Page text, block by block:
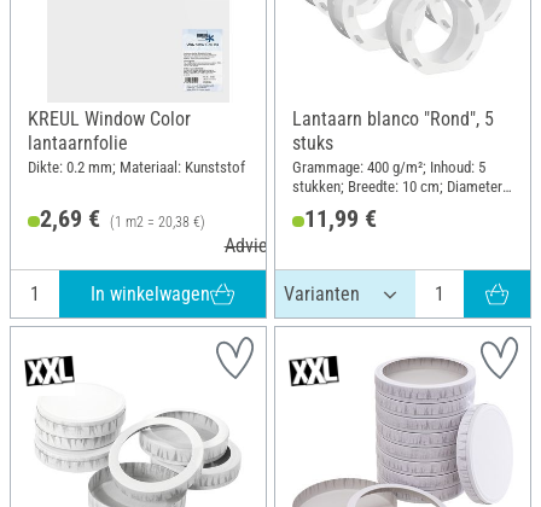
KREUL Window Color
lantaarnfolie
Dikte: 0.2 mm; Materiaal: Kunststof
2,69 € (1 m2 = 20,38 €)
Adviesprijs 3,19 €
In winkelwagen
Lantaarn blanco "Rond", 5
stuks
Grammage: 400 g/m²; Inhoud: 5
stukken; Breedte: 10 cm; Diameter
(buiten): 22 cm; Materiaal: Papier
11,99 €